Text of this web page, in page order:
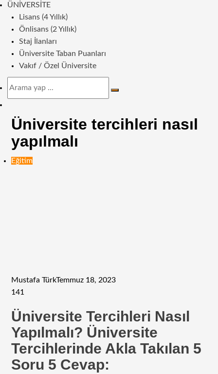
ÜNIVERSITE
Lisans (4 Yıllık)
Önlisans (2 Yıllık)
Staj İlanları
Üniversite Taban Puanları
Vakıf / Özel Üniversite
Arama
görünümü
değiştir
Üniversite tercihleri nasıl
yapılmalı
Eğitim
Mustafa TürkTemmuz 18, 2023
141
Üniversite Tercihleri Nasıl
Yapılmalı? Üniversite
Tercihlerinde Akla Takılan 5
Soru 5 Cevap: